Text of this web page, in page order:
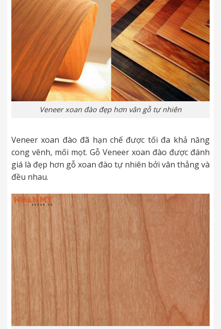
Veneer xoan đào đẹp hơn vân gỗ tự nhiên
Veneer xoan đào đã hạn chế được tối đa khả năng
cong vênh, mối mọt. Gỗ Veneer xoan đào được đánh
giá là đẹp hơn gỗ xoan đào tự nhiên bởi vân thẳng và
đều nhau.